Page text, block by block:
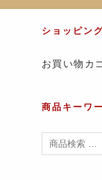
ショッピン
お買い物カ
商品キーワ